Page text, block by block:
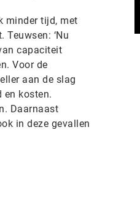
minder tijd, met
‘Nu
capaciteit
Voor de
aan de slag
en kosten.
Daarnaast
in deze gevallen